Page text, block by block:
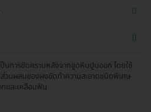
นการขัดคราบหลังจากขูดหินปูนออก โดยใช้
นผสมของผงขัดทำความสะอาดชนิดพิเศษ
และเคลือบฟัน